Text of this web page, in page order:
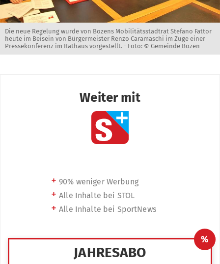
Die neue Regelung wurde von Bozens Mobilitätsstadtrat Stefano Fattor
heute im Beisein von Bürgermeister Renzo Caramaschi im Zuge einer
Pressekonferenz im Rathaus vorgestellt. - Foto: © Gemeinde Bozen